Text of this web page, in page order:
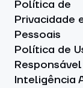
Política de
Privacidade
Pessoais
Política de
Inteligência